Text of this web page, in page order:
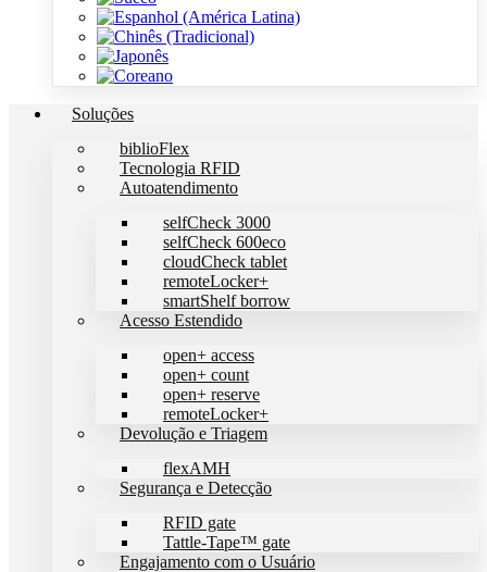
Soluções
biblioFlex
Tecnologia RFID
Autoatendimento
selfCheck 3000
selfCheck 600eco
cloudCheck tablet
remoteLocker+
smartShelf borrow
Acesso Estendido
open+ access
open+ count
open+ reserve
remoteLocker+
Devolução e Triagem
flexAMH
Segurança e Detecção
RFID gate
Tattle-Tape™ gate
Engajamento com o Usuário